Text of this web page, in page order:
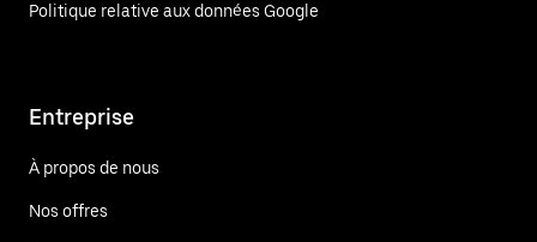
Politique relative aux données Google
Entreprise
À propos de nous
Nos offres